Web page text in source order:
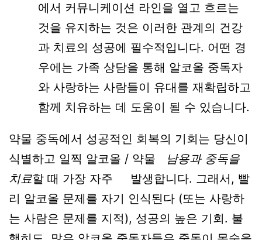
에서 커뮤니케이션 라인을 열고 흐르는
것을 유지하는 것은 이러한 관계의 건강
과 치료의 성공에 필수적입니다. 어떤 경
우에는 가족 상담을 통해 알코올 중독자
와 사랑하는 사람들이 유대를 재확립하고
함께 치유하는 데 도움이 될 수 있습니다.
약물 중독에서 성공적인 회복의 기회는 당신이
식별하고 일찍 알코올 / 약물
남용과 중독을
치료할 때 가장 자주
발생합니다. 그래서, 빨
리 알코올 문제를 자기 인식된다 (또는 사랑하
는 사람은 문제를 지적), 성공의 높은 기회. 불